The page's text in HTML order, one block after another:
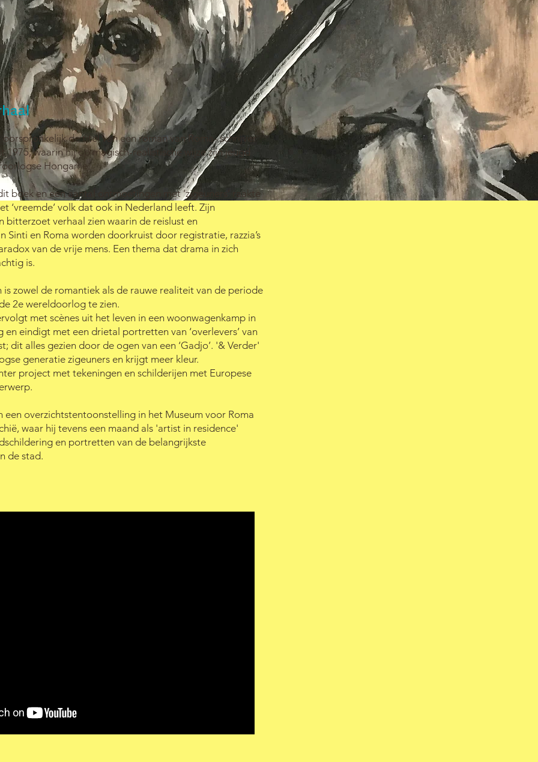
de titel van een roman van Roma- schrijver
1975, waarin hij op magisch-realistische wijze zijn jeugd
Hongarije.
boek en een aantal ontmoetingen met ‘zigeuners’ raakte
‘vreemde’ volk dat ook in Nederland leeft. Zijn
bitterzoet verhaal zien waarin de reislust en
Sinti en Roma worden doorkruist door registratie, razzia’s
van de vrije mens. Een thema dat drama in zich
is.
is zowel de romantiek als de rauwe realiteit van de periode
2e wereldoorlog te zien.
met scènes uit het leven in een woonwagenkamp in
eindigt met een drietal portretten van ‘overlevers’ van
dit alles gezien door de ogen van een ‘Gadjo’. '& Verder'
generatie zigeuners en krijgt meer kleur.
project met tekeningen en schilderijen met Europese
een overzichtstentoonstelling in het Museum voor Roma
waar hij tevens een maand als 'artist in residence'
en portretten van de belangrijkste
de stad.